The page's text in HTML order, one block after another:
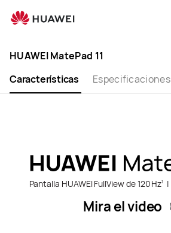
MatePad
HUAWEI MatePad 11
Características
Especificaciones
Pantalla HUAWEI FullView de 120 Hz1 |
Mira el video